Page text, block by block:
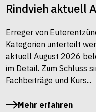
Rindvieh aktuell
Erreger von
Kategorien unterteilt
aktuell August 2026
im Detail. Zum Schluss
Fachbeiträge und Kurs...
Mehr erfahren